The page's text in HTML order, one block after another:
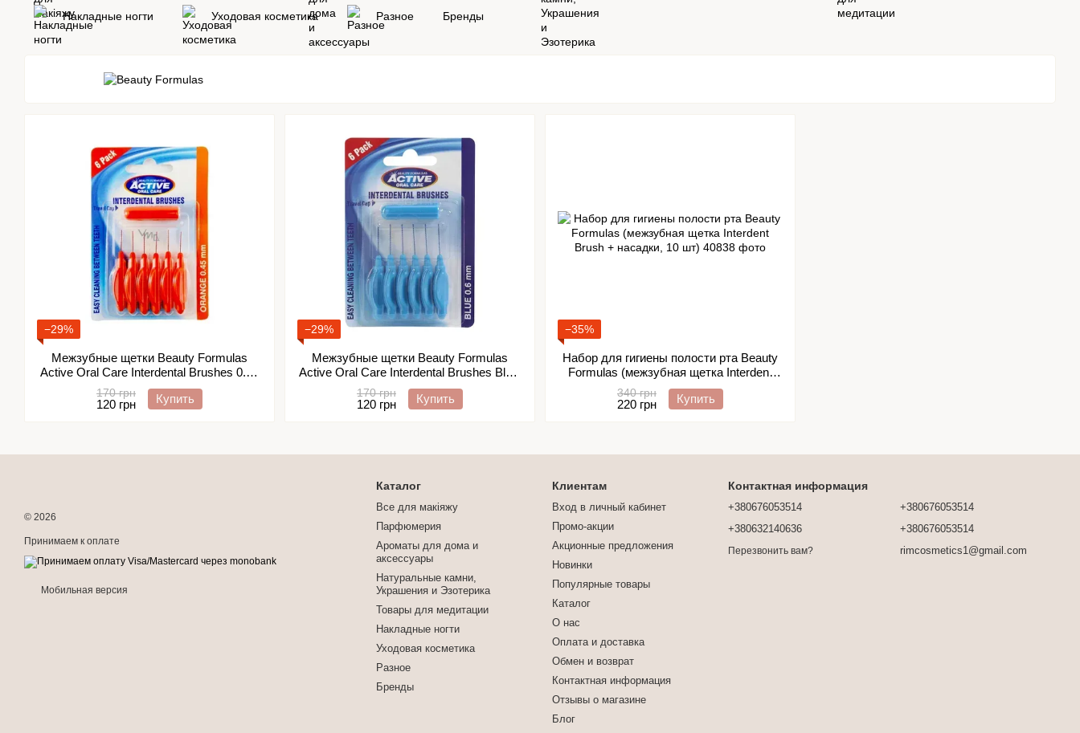
Накладные ногти Уходовая косметика Разное Бренды
−29%
Межзубные щетки Beauty Formulas
Active Oral Care Interdental Brushes 0.45
мм, 6 шт
170 грн
120 грн Купить
−29%
Межзубные щетки Beauty Formulas
Active Oral Care Interdental Brushes Blue,
0.6 мм, 6 шт
170 грн
120 грн Купить
−35%
Набор для гигиены полости рта Beauty
Formulas (межзубная щетка Interdent
Brush + насадки, 10 шт)
340 грн
220 грн Купить
© 2026
Принимаем к оплате
Мобильная версия
Каталог
Все для макіяжу
Парфюмерия
Ароматы для дома и
аксессуары
Натуральные камни,
Украшения и Эзотерика
Товары для медитации
Накладные ногти
Уходовая косметика
Разное
Бренды
Клиентам
Вход в личный кабинет
Промо-акции
Акционные предложения
Новинки
Популярные товары
Каталог
О нас
Оплата и доставка
Обмен и возврат
Контактная информация
Отзывы о магазине
Блог
Контактная информация
+380676053514
+380632140636
Перезвонить вам?
+380676053514
+380676053514
rimcosmetics1@gmail.com